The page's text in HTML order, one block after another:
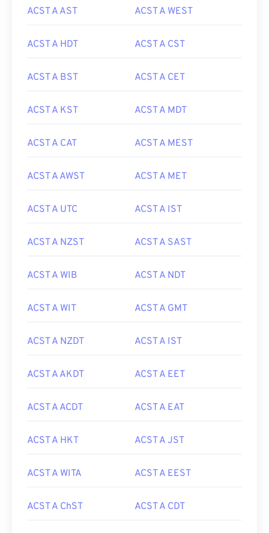
ACST A AST ACST A WEST
ACST A HDT ACST A CST
ACST A BST ACST A CET
ACST A KST ACST A MDT
ACST A CAT ACST A MEST
ACST A AWST ACST A MET
ACST A UTC ACST A IST
ACST A NZST ACST A SAST
ACST A WIB ACST A NDT
ACST A WIT ACST A GMT
ACST A NZDT ACST A IST
ACST A AKDT ACST A EET
ACST A ACDT ACST A EAT
ACST A HKT ACST A JST
ACST A WITA ACST A EEST
ACST A ChST ACST A CDT